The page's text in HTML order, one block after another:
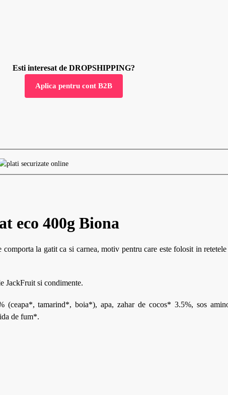
Esti interesat de DROPSHIPPING?
Aplica pentru cont B2B
eco 400g Biona
la gatit ca si carnea, motiv pentru care este folosit in
JackFruit si condimente.
(ceapa*, tamarind*, boia*), apa, zahar de cocos* 3.5%, sos
de fum*.